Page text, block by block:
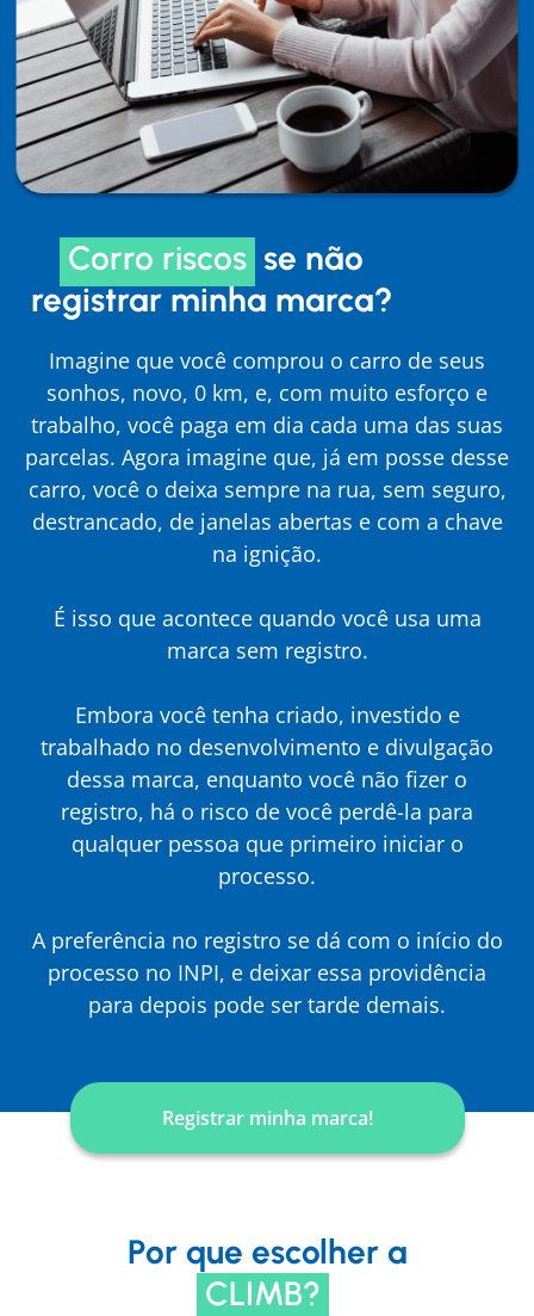
Corro riscos se não
registrar minha marca?
Imagine que você comprou o carro de seus
sonhos, novo, 0 km, e, com muito esforço e
trabalho, você paga em dia cada uma das suas
parcelas. Agora imagine que, já em posse desse
carro, você o deixa sempre na rua, sem seguro,
destrancado, de janelas abertas e com a chave
na ignição.
É isso que acontece quando você usa uma
marca sem registro.
Embora você tenha criado, investido e
trabalhado no desenvolvimento e divulgação
dessa marca, enquanto você não fizer o
registro, há o risco de você perdê-la para
qualquer pessoa que primeiro iniciar o
processo.
A preferência no registro se dá com o início do
processo no INPI, e deixar essa providência
para depois pode ser tarde demais.
Registrar minha marca!
Por que escolher a
CLIMB?